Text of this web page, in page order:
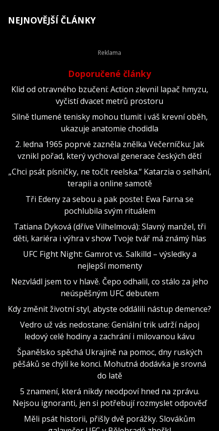
NEJNOVĚJŠÍ ČLÁNKY
Doporučené články
Klid od otravného bzučení: Action zlevnil lapač hmyzu,
vyčistí dvacet metrů prostoru
Silně tlumené tenisky mohou tlumit i váš krevní oběh,
ukazuje anatomie chodidla
2. ledna 1965 poprvé zazněla znělka Večerníčku: Jak
vznikl pořad, který vychoval generace českých dětí
„Chci psát písničky, ne točit reelska.“ Katarzia o selhání,
terapii a online samotě
Tři Edeny za sebou a pak postel: Ewa Farna se
pochlubila svým rituálem
Tatiana Dyková (dříve Vilhelmová): Slavný manžel, tři
děti, kariéra i výhra v show Tvoje tvář má známý hlas
UFC Fight Night: Gamrot vs. Salkilld – výsledky a
nejlepší momenty
Nezvládl jsem to v hlavě. Čepo odhalil, co stálo za jeho
neúspěšným UFC debutem
Kdy změnit životní styl, abyste oddálili nástup demence?
Vedro už vás nedostane: Geniální trik udrží nápoj
ledový celé hodiny a zachrání i milovanou kávu
Španělsko spěchá Ukrajině na pomoc, dny ruských
pěšáků se chýlí ke konci. Mohutná dodávka je srovná
do latě
5 znamení, která nikdy neodpoví hned na zprávu.
Nejsou ignoranti, jen si potřebují rozmyslet odpověď
Měli psát historii, přišly dvě porážky. Slovákům